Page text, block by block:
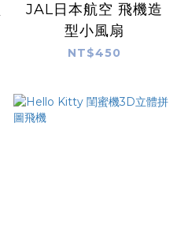
JAL日本航空 飛機造
型小風扇
NT$450